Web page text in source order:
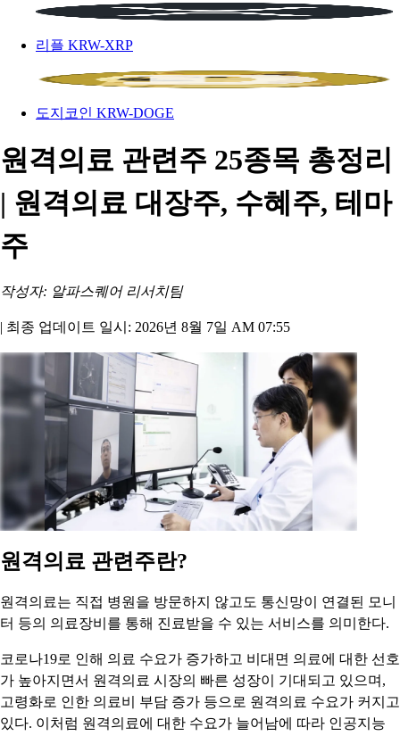
리플 KRW-XRP
도지코인 KRW-DOGE
원격의료 관련주 25종목 총정리
| 원격의료 대장주, 수혜주, 테마
주
작성자: 알파스퀘어 리서치팀
| 최종 업데이트 일시: 2026년 8월 7일 AM 07:55
원격의료 관련주란?
원격의료는 직접 병원을 방문하지 않고도 통신망이 연결된 모니
터 등의 의료장비를 통해 진료받을 수 있는 서비스를 의미한다.
코로나19로 인해 의료 수요가 증가하고 비대면 의료에 대한 선호
가 높아지면서 원격의료 시장의 빠른 성장이 기대되고 있으며,
고령화로 인한 의료비 부담 증가 등으로 원격의료 수요가 커지고
있다. 이처럼 원격의료에 대한 수요가 늘어남에 따라 인공지능